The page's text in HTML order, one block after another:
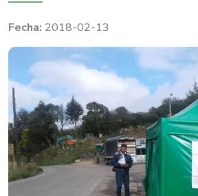
2018-02-13